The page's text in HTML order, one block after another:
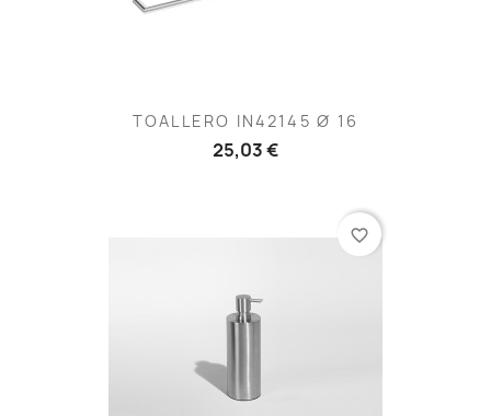
TOALLERO IN42145 Ø 16
25,03 €
favorite_border